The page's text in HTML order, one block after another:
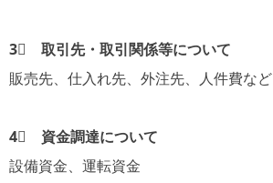
3⃣ 取引先・取引関係等について
販売先、 仕入れ先、 外注先、人件費など
4⃣ 資金調達について
設備資金、 運転資金